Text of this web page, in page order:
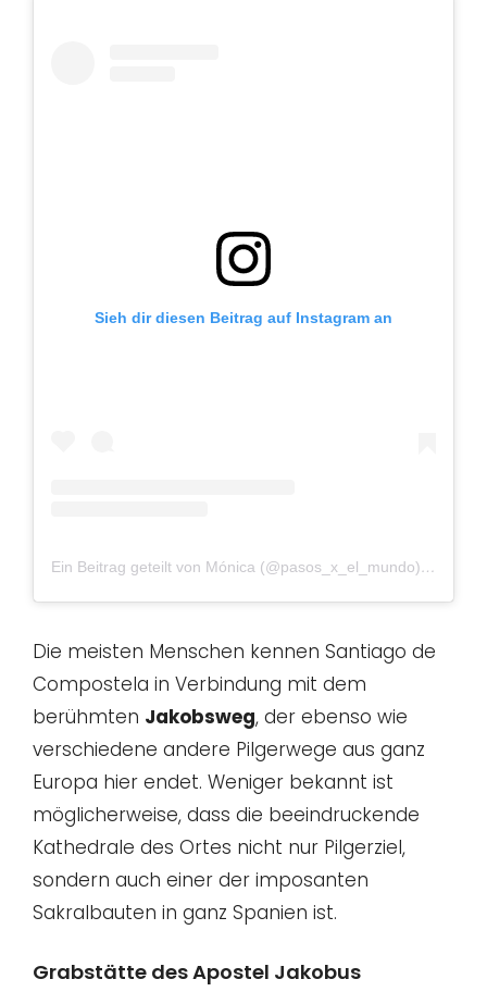
Sieh dir diesen Beitrag auf Instagram an
Ein Beitrag geteilt von Mónica (@pasos_x_el_mundo)
am
Die meisten Menschen kennen Santiago de
Compostela in Verbindung mit dem
berühmten Jakobsweg, der ebenso wie
verschiedene andere Pilgerwege aus ganz
Europa hier endet. Weniger bekannt ist
möglicherweise, dass die beeindruckende
Kathedrale des Ortes nicht nur Pilgerziel,
sondern auch einer der imposanten
Sakralbauten in ganz Spanien ist.
Grabstätte des Apostel Jakobus